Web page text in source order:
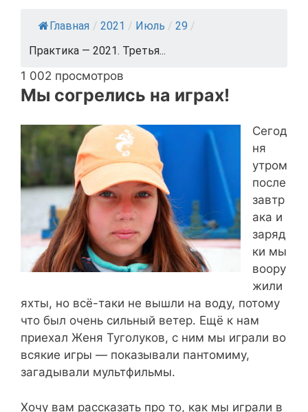
Главная / 2021 / Июль / 29 /
Практика — 2021. Третья...
1 002 просмотров
Мы согрелись на играх!
Сегод
ня
утром
после
завтр
ака и
заряд
ки мы
воору
жили
яхты, но всё-таки не вышли на воду, потому
что был очень сильный ветер. Ещё к нам
приехал Женя Туголуков, с ним мы играли во
всякие игры — показывали пантомиму,
загадывали мультфильмы.
Хочу вам рассказать про то, как мы играли в